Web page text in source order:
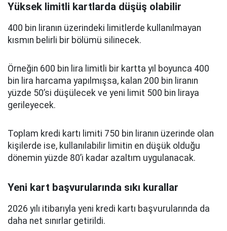
Yüksek limitli kartlarda düşüş olabilir
400 bin liranın üzerindeki limitlerde kullanılmayan
kısmın belirli bir bölümü silinecek.
Örneğin 600 bin lira limitli bir kartta yıl boyunca 400
bin lira harcama yapılmışsa, kalan 200 bin liranın
yüzde 50’si düşülecek ve yeni limit 500 bin liraya
gerileyecek.
Toplam kredi kartı limiti 750 bin liranın üzerinde olan
kişilerde ise, kullanılabilir limitin en düşük olduğu
dönemin yüzde 80’i kadar azaltım uygulanacak.
Yeni kart başvurularında sıkı kurallar
2026 yılı itibarıyla yeni kredi kartı başvurularında da
daha net sınırlar getirildi.